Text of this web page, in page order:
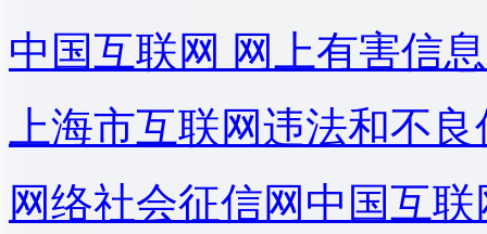
中国互联网 网上有害信
上海市互联网违法和不
网络社会征信网 中国互